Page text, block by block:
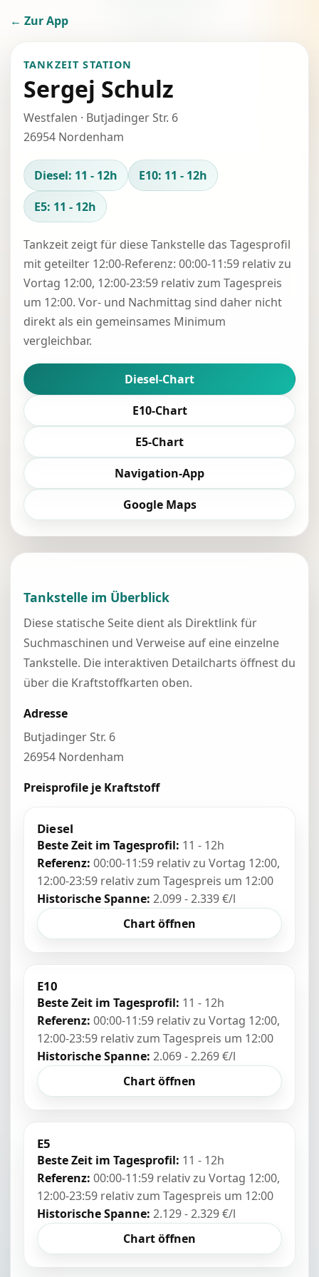
← Zur App
TANKZEIT STATION
Sergej Schulz
Westfalen · Butjadinger Str. 6
26954 Nordenham
Diesel: 11 - 12h
E10: 11 - 12h
E5: 11 - 12h
Tankzeit zeigt für diese Tankstelle das Tagesprofil
mit geteilter 12:00-Referenz: 00:00-11:59 relativ zu
Vortag 12:00, 12:00-23:59 relativ zum Tagespreis
um 12:00. Vor- und Nachmittag sind daher nicht
direkt als ein gemeinsames Minimum
vergleichbar.
Diesel-Chart
E10-Chart
E5-Chart
Navigation-App
Google Maps
Tankstelle im Überblick
Diese statische Seite dient als Direktlink für
Suchmaschinen und Verweise auf eine einzelne
Tankstelle. Die interaktiven Detailcharts öffnest du
über die Kraftstoffkarten oben.
Adresse
Butjadinger Str. 6
26954 Nordenham
Preisprofile je Kraftstoff
Diesel
Beste Zeit im Tagesprofil: 11 - 12h
Referenz: 00:00-11:59 relativ zu Vortag 12:00,
12:00-23:59 relativ zum Tagespreis um 12:00
Historische Spanne: 2.099 - 2.339 €/l
Chart öffnen
E10
Beste Zeit im Tagesprofil: 11 - 12h
Referenz: 00:00-11:59 relativ zu Vortag 12:00,
12:00-23:59 relativ zum Tagespreis um 12:00
Historische Spanne: 2.069 - 2.269 €/l
Chart öffnen
E5
Beste Zeit im Tagesprofil: 11 - 12h
Referenz: 00:00-11:59 relativ zu Vortag 12:00,
12:00-23:59 relativ zum Tagespreis um 12:00
Historische Spanne: 2.129 - 2.329 €/l
Chart öffnen